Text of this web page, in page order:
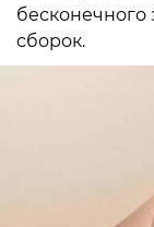
бесконечного
сборок.